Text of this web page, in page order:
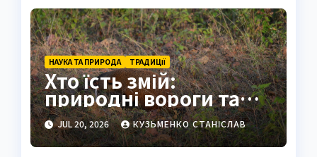
НАУКА ТА ПРИРОДА ТРАДИЦІЇ
Хто їсть змій:
природні вороги та
людські традиції
JUL 20, 2026 КУЗЬМЕНКО СТАНІСЛАВ